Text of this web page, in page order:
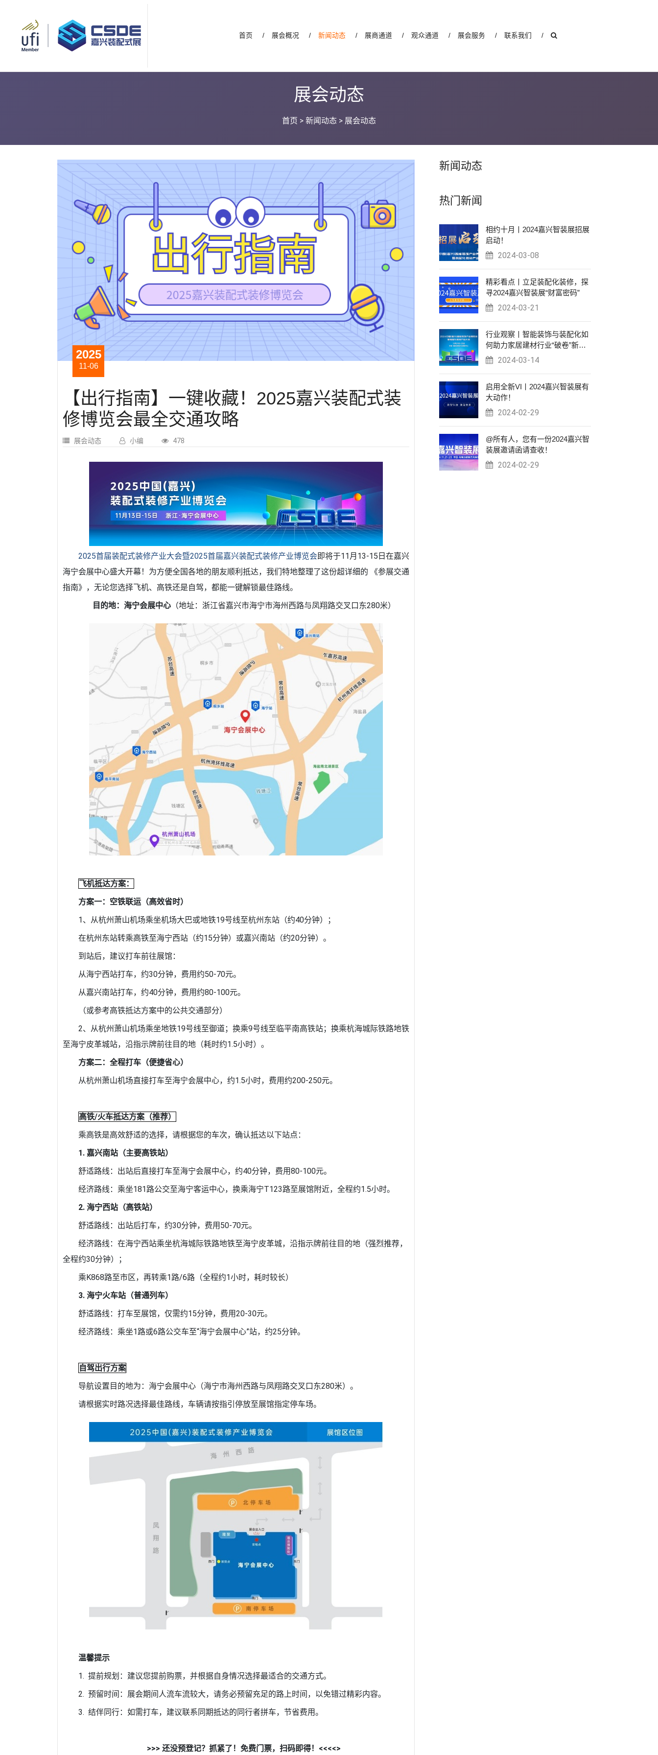
首页 / 展会概况 / 新闻动态 / 展商通道 / 观众通道 / 展会服务 / 联系我们 /
展会动态
首页 > 新闻动态 > 展会动态
2025
11-06
【出行指南】一键收藏！2025嘉兴装配式装
修博览会最全交通攻略
展会动态 小编 478
2025首届装配式装修产业大会暨2025首届嘉兴装配式装修产业博览会即将于11月13-15日在嘉兴
海宁会展中心盛大开幕！为方便全国各地的朋友顺利抵达，我们特地整理了这份超详细的 《参展交通
指南》，无论您选择飞机、高铁还是自驾，都能一键解锁最佳路线。
目的地：海宁会展中心（地址：浙江省嘉兴市海宁市海州西路与凤翔路交叉口东280米）
飞机抵达方案：
方案一：空铁联运（高效省时）
1、从杭州萧山机场乘坐机场大巴或地铁19号线至杭州东站（约40分钟）；
在杭州东站转乘高铁至海宁西站（约15分钟）或嘉兴南站（约20分钟）。
到站后，建议打车前往展馆：
从海宁西站打车，约30分钟，费用约50-70元。
从嘉兴南站打车，约40分钟，费用约80-100元。
（或参考高铁抵达方案中的公共交通部分）
2、从杭州萧山机场乘坐地铁19号线至御道；换乘9号线至临平南高铁站；换乘杭海城际铁路地铁
至海宁皮革城站，沿指示牌前往目的地（耗时约1.5小时）。
方案二：全程打车（便捷省心）
从杭州萧山机场直接打车至海宁会展中心，约1.5小时，费用约200-250元。
高铁/火车抵达方案（推荐）
乘高铁是高效舒适的选择，请根据您的车次，确认抵达以下站点：
1. 嘉兴南站（主要高铁站）
舒适路线：出站后直接打车至海宁会展中心，约40分钟，费用80-100元。
经济路线：乘坐181路公交至海宁客运中心，换乘海宁T123路至展馆附近，全程约1.5小时。
2. 海宁西站（高铁站）
舒适路线：出站后打车，约30分钟，费用50-70元。
经济路线‌：在海宁西站乘坐杭海城际铁路地铁至海宁皮革城，沿指示牌前往目的地（强烈推荐，
全程约30分钟）；
乘K868路至市区，再转乘1路/6路（全程约1小时，耗时较长）
3. 海宁火车站（普通列车）
舒适路线：打车至展馆，仅需约15分钟，费用20-30元。
经济路线：乘坐1路或6路公交车至“海宁会展中心”站，约25分钟。
自驾出行方案
导航设置目的地为：海宁会展中心（海宁市海州西路与凤翔路交叉口东280米）。
请根据实时路况选择最佳路线，车辆请按指引停放至展馆指定停车场。
温馨提示
1. 提前规划：建议您提前购票，并根据自身情况选择最适合的交通方式。
2. 预留时间：展会期间人流车流较大，请务必预留充足的路上时间，以免错过精彩内容。
3. 结伴同行：如需打车，建议联系同期抵达的同行者拼车，节省费用。
>>> 还没预登记？抓紧了！免费门票，扫码即得！<<<<>
新闻动态
热门新闻
相约十月丨2024嘉兴智装展招展
启动！
2024-03-08
精彩看点丨立足装配化装修，探
寻2024嘉兴智装展“财富密码”
2024-03-21
行业观察丨智能装饰与装配化如
何助力家居建材行业“破卷”新
生？2024-03-14
启用全新VI丨2024嘉兴智装展有
大动作！
2024-02-29
@所有人，您有一份2024嘉兴智
装展邀请函请查收！
2024-02-29